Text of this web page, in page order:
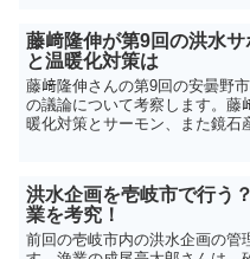
藤﨑隆伸が第9回の洪水
と温暖化対策は
藤﨑隆伸さんの第9回の安曇野
の議論について考察します。藤
暖化対策とサーモン、また鏡石
洪水企画を壱岐市で行う
業を考究！
前回の壱岐市内の洪水企画の管